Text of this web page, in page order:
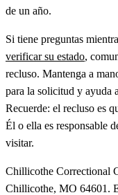
de un año.
Si tiene preguntas
verificar su estado,
recluso. Mantenga a
para la solicitud y ayuda
Recuerde: el recluso es
Él o ella es responsable
visitar.
Chillicothe Correctional
Chillicothe, MO 64601.